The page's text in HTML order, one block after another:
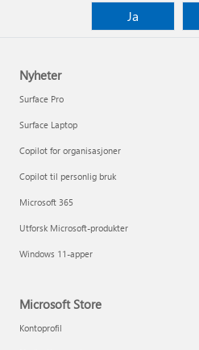
Ja
Nyheter
Surface Pro
Surface Laptop
Copilot for organisasjoner
Copilot til personlig bruk
Microsoft 365
Utforsk Microsoft-produkter
Windows 11-apper
Microsoft Store
Kontoprofil